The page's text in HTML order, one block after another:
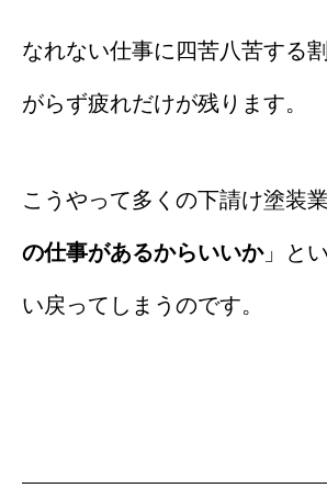
なれない仕事に四苦八苦する
がらず疲れだけが残ります。
こうやって多くの下請け塗装
の仕事があるからいいか」と
い戻ってしまうのです。